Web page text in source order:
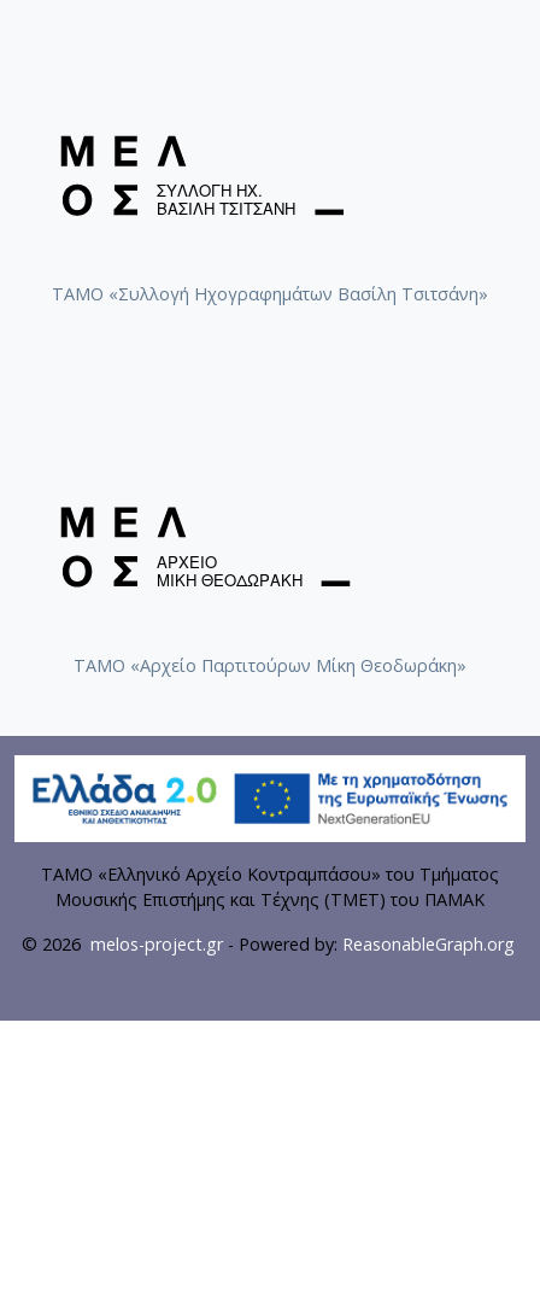
ΤΑΜΟ «Συλλογή Ηχογραφημάτων Βασίλη Τσιτσάνη»
ΤΑΜΟ «Αρχείο Παρτιτούρων Μίκη Θεοδωράκη»
ΤΑΜΟ «Ελληνικό Αρχείο Κοντραμπάσου» του Τμήματος
Μουσικής Επιστήμης και Τέχνης (ΤΜΕΤ) του ΠΑΜΑΚ
© 2026 melos-project.gr- Powered by: ReasonableGraph.org